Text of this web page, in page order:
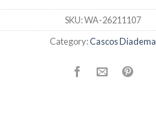
SKU:WA-26211107
Category:Cascos Diadema